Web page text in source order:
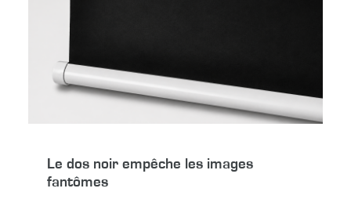
Le dos noir empêche les images
fantômes